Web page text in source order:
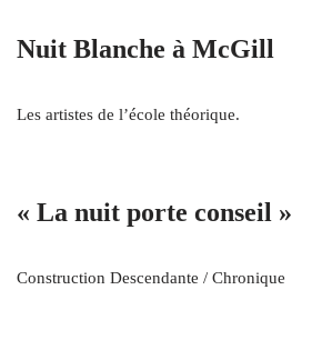
Nuit Blanche à McGill
Les artistes de l’école théorique.
« La nuit porte conseil »
Construction Descendante / Chronique